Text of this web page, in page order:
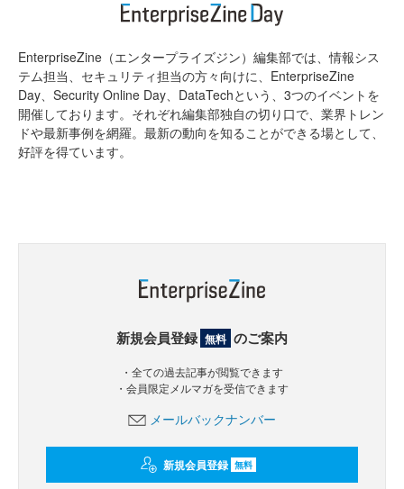
EnterpriseZine（エンタープライズジン）編集部では、情報シス
テム担当、セキュリティ担当の方々向けに、EnterpriseZine
Day、Security Online Day、DataTechという、3つのイベントを
開催しております。それぞれ編集部独自の切り口で、業界トレン
ドや最新事例を網羅。最新の動向を知ることができる場として、
好評を得ています。
新規会員登録 無料 のご案内
・全ての過去記事が閲覧できます
・会員限定メルマガを受信できます
メールバックナンバー
新規会員登録 無料